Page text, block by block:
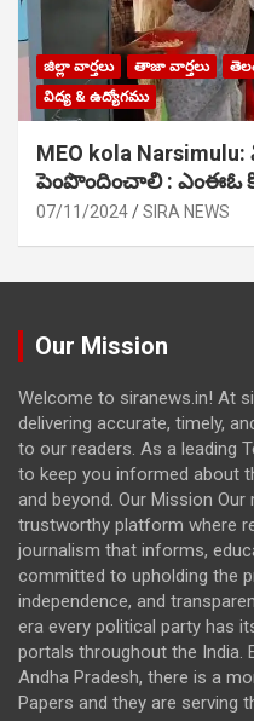
జిల్లా వార్తలు తాజా వార్తలు
విద్య & ఉద్యోగము
MEO kola Narsimulu:
పెంపొందించాలి : ఎంఈఓ
07/11/2024 SIRA NEWS
Our Mission
Welcome to siranews.in! At
delivering accurate, timely,
to our readers. As a leading
to keep you informed about
and beyond. Our Mission
trustworthy platform where
journalism that informs,
committed to upholding the
independence, and
era every political party has
portals throughout the India.
Andha Pradesh, there is a
Papers and they are serving